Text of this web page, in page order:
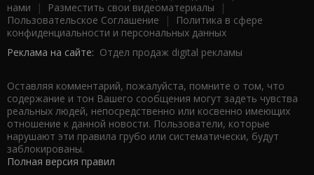
нами | Разместить свои видеоматериалы |
Пользовательское Соглашение |
Политика в сфере
конфиденциальности и персональных данных
Реклама на сайте: Отдел продаж digital рекламы
Оставляя комментарий, пожалуйста, помните о том, что
содержание и тон Вашего сообщения могут задеть чувства
реальных людей, непосредственно или косвенно имеющих
отношение к данной новости. Пользователи, которые
нарушают эти правила грубо или систематически, будут
заблокированы.
Полная версия правил